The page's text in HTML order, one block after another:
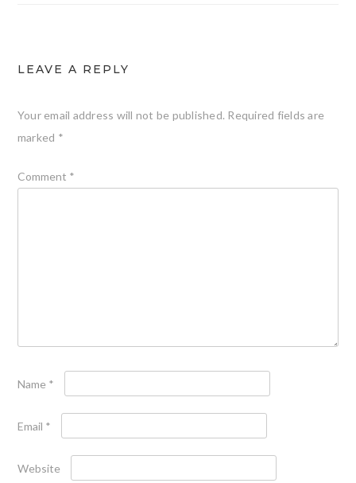
LEAVE A REPLY
Your email address will not be published. Required fields are
marked *
Comment *
Name *
Email *
Website